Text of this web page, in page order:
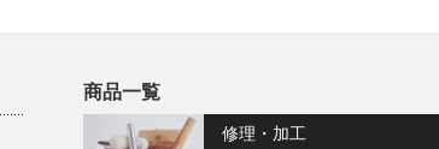
商品一覧
修理・加工